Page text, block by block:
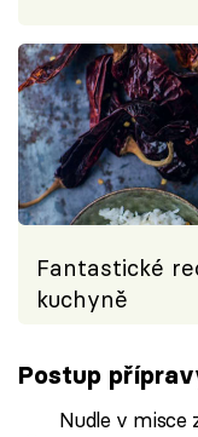
Fantastické
kuchyně
Postup
Nudle v misce